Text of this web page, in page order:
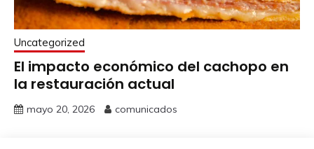
Uncategorized
El impacto económico del cachopo en
la restauración actual
mayo 20, 2026 comunicados